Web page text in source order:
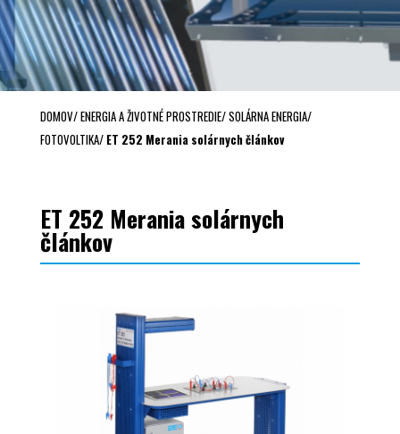
DOMOV/ENERGIA A ŽIVOTNÉ PROSTREDIE/SOLÁRNA ENERGIA/
FOTOVOLTIKA/ ET 252 Merania solárnych článkov
ET 252 Merania solárnych
článkov